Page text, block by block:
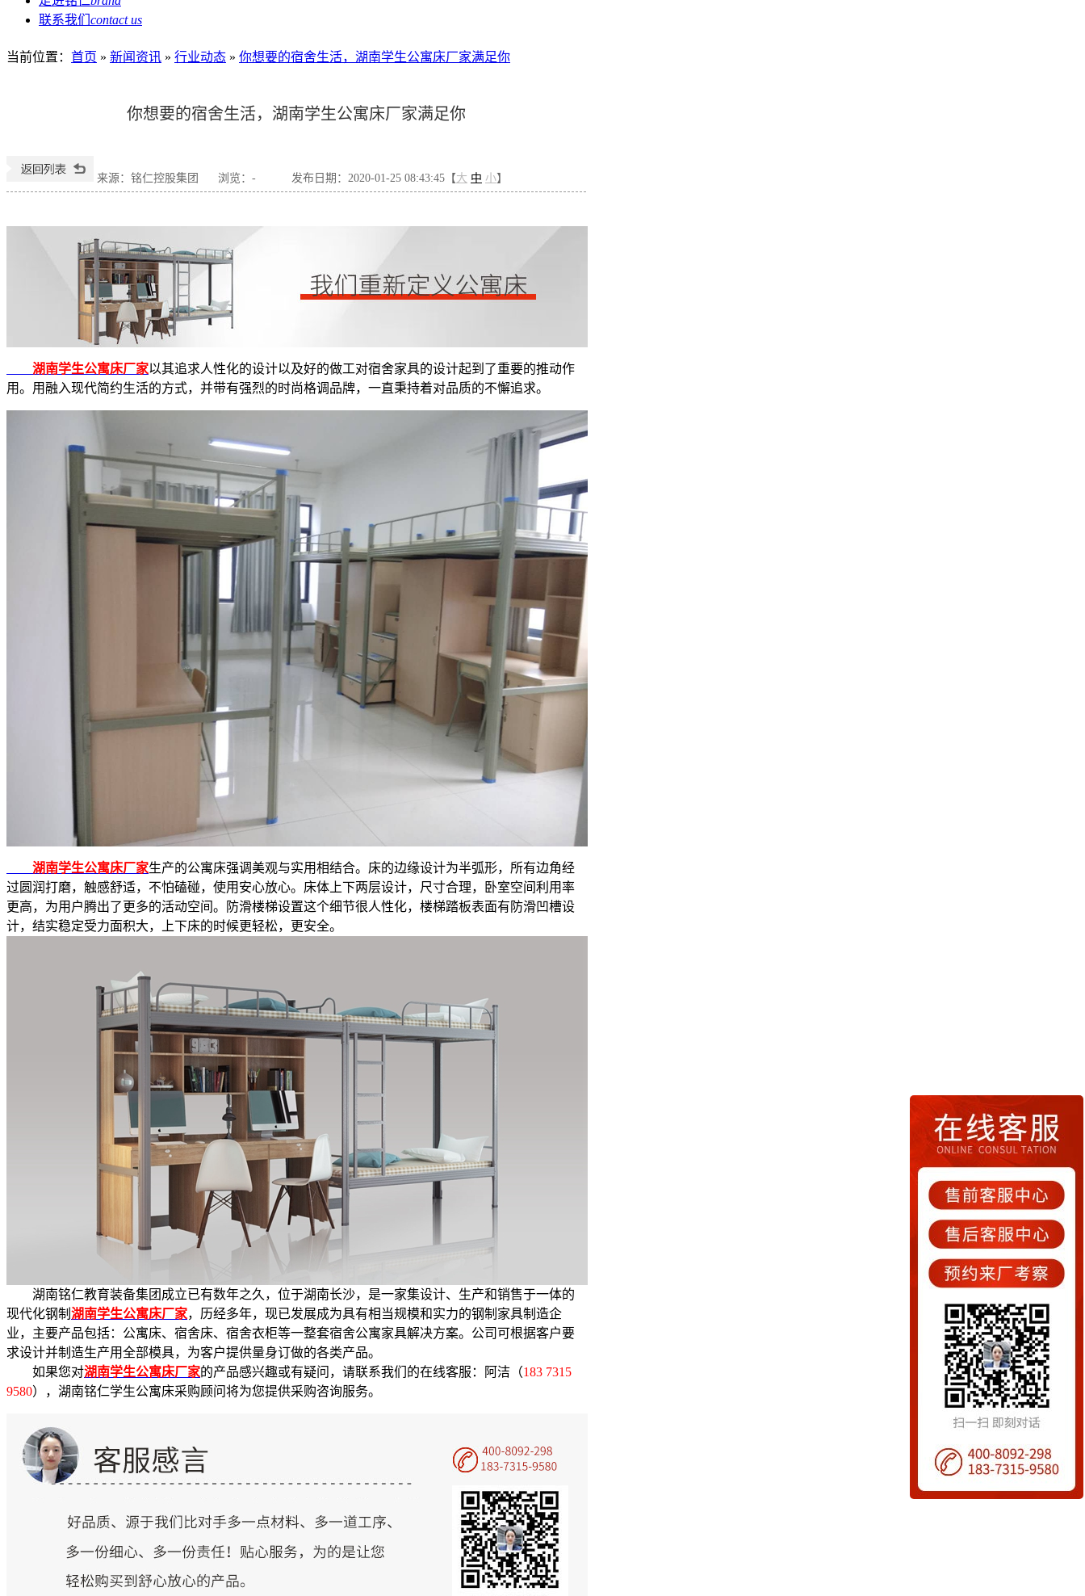
联系我们 contact us
当前位置 ： 首页 » 新闻资讯 » 行业动态 » 你想要的宿舍生活，湖南学生公寓床厂家满足你
你想要的宿舍生活，湖南学生公寓床厂家满足你
来源：铭仁控股集团 浏览： - 发布日期：2020-01-25 08:43:45【大 中 小】
湖南学生公寓床厂家以其追求人性化的设计以及好的做工对宿舍家具的设计起到了重要的推动作
用。用融入现代简约生活的方式，并带有强烈的时尚格调品牌，一直秉持着对品质的不懈追求。
湖南学生公寓床厂家生产的公寓床强调美观与实用相结合。床的边缘设计为半弧形，所有边角经
过圆润打磨，触感舒适，不怕磕碰，使用安心放心。床体上下两层设计，尺寸合理，卧室空间利用率
更高，为用户腾出了更多的活动空间。防滑楼梯设置这个细节很人性化，楼梯踏板表面有防滑凹槽设
计，结实稳定受力面积大，上下床的时候更轻松，更安全。
湖南铭仁教育装备集团成立已有数年之久，位于湖南长沙，是一家集设计、生产和销售于一体的
现代化钢制 湖南学生公寓床厂家，历经多年，现已发展成为具有相当规模和实力的钢制家具制造企
业，主要产品包括：公寓床、宿舍床、宿舍衣柜等一整套宿舍公寓家具解决方案。公司可根据客户要
求设计并制造生产用全部模具，为客户提供量身订做的各类产品。
如果您对湖南学生公寓床厂家的产品感兴趣或有疑问，请联系我们的在线客服：阿洁（183 7315
9580），湖南铭仁学生公寓床采购顾问将为您提供采购咨询服务。